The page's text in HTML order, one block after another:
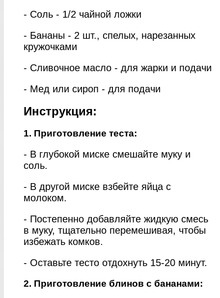
- Соль - 1/2 чайной ложки
- Бананы - 2 шт., спелых, нарезанных
кружочками
- Сливочное масло - для жарки и подачи
- Мед или сироп - для подачи
Инструкция:
1. Приготовление теста:
- В глубокой миске смешайте муку и
соль.
- В другой миске взбейте яйца с
молоком.
- Постепенно добавляйте жидкую смесь
в муку, тщательно перемешивая, чтобы
избежать комков.
- Оставьте тесто отдохнуть 15-20 минут.
2. Приготовление блинов с бананами: